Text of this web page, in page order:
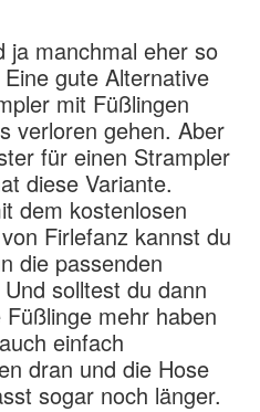
ja manchmal eher so
gute Alternative
mit Füßlingen
verloren gehen. Aber
für einen Strampler
diese Variante.
dem kostenlosen
Firlefanz kannst du
die passenden
solltest du dann
mehr haben
einfach
dran und die Hose
sogar noch länger.